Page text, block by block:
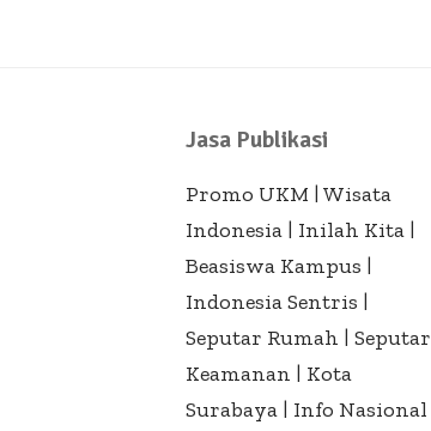
Jasa Publikasi
Promo UKM | Wisata
Indonesia | Inilah Kita |
Beasiswa Kampus |
Indonesia Sentris |
Seputar Rumah | Seputar
Keamanan | Kota
Surabaya | Info Nasional